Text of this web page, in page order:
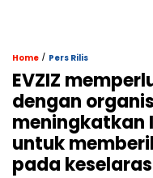
Home / Pers Rilis
EVZIZ
dengan
meningkatkan
untuk
pada